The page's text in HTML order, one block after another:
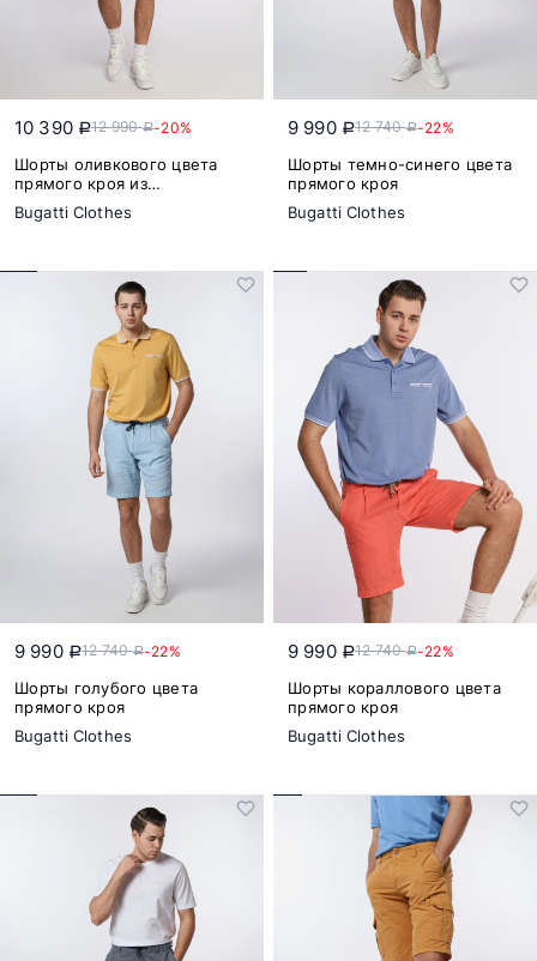
10 390 a12 990a-20%
Шорты оливкового цвета
прямого кроя из
натурального хлопка
Bugatti Clothes
9 990 a12 740a-22%
Шорты темно-синего цвета
прямого кроя
Bugatti Clothes
9 990 a12 740a-22%
Шорты голубого цвета
прямого кроя
Bugatti Clothes
9 990 a12 740a-22%
Шорты кораллового цвета
прямого кроя
Bugatti Clothes